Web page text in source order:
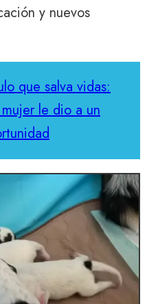
y nuevos
que salva vidas:
le dio a un